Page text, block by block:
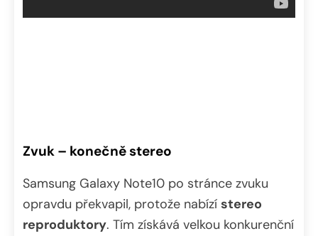
Zvuk – konečně stereo
Samsung Galaxy Note10 po stránce zvuku
opravdu překvapil, protože nabízí stereo
reproduktory. Tím získává velkou konkurenční